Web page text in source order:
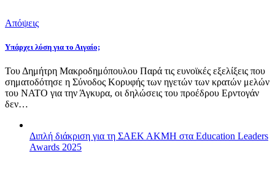
Απόψεις
Υπάρχει λύση για το Αιγαίο;
Του Δημήτρη Μακροδημόπουλου Παρά τις ευνοϊκές εξελίξεις που
σηματοδότησε η Σύνοδος Κορυφής των ηγετών των κρατών μελών
του ΝΑΤΟ για την Άγκυρα, οι δηλώσεις του προέδρου Ερντογάν
δεν…
Διπλή διάκριση για τη ΣΑΕΚ ΑΚΜΗ στα Education Leaders
Awards 2025